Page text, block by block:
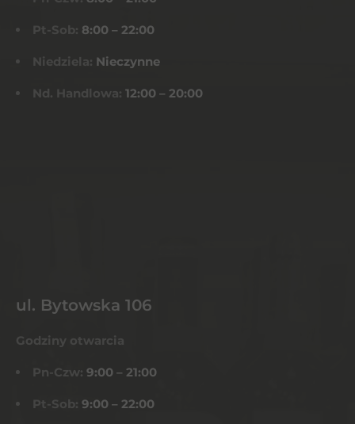
Pt-Sob: 8:00 – 22:00
Niedziela: Nieczynne
Nd. Handlowa: 12:00 – 20:00
ul. Bytowska 106
Godziny otwarcia
Pn-Czw: 9:00 – 21:00
Pt-Sob: 9:00 – 22:00